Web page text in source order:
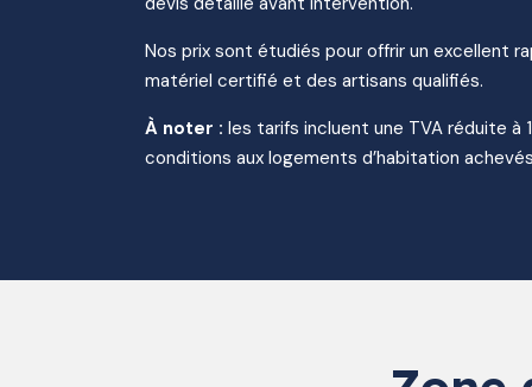
Nos prix sont étudiés pour offrir un excellent
matériel certifié et des artisans qualifiés.
À noter : les tarifs incluent une TVA réduite à
conditions aux logements d’habitation